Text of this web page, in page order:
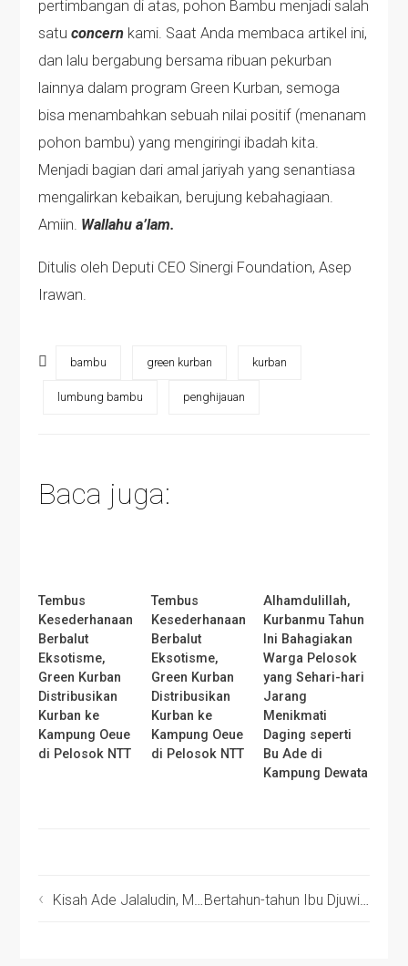
pertimbangan di atas, pohon Bambu menjadi salah
satuconcern kami. Saat Anda membaca artikel ini,
dan lalu bergabung bersama ribuan pekurban
lainnya dalam program Green Kurban, semoga
bisa menambahkan sebuah nilai positif (menanam
pohon bambu) yang mengiringi ibadah kita.
Menjadi bagian dari amal jariyah yang senantiasa
mengalirkan kebaikan, berujung kebahagiaan.
Amiin. Wallahu a’lam.
Ditulis oleh Deputi CEO Sinergi Foundation, Asep
Irawan.
bambu green kurban kurban
lumbung bambu penghijauan
Baca juga:
Tembus
Kesederhanaan
Berbalut
Eksotisme,
Green Kurban
Distribusikan
Kurban ke
Kampung Oeue
di Pelosok NTT
Tembus
Kesederhanaan
Berbalut
Eksotisme,
Green Kurban
Distribusikan
Kurban ke
Kampung Oeue
di Pelosok NTT
Alhamdulillah,
Kurbanmu Tahun
Ini Bahagiakan
Warga Pelosok
yang Sehari-hari
Jarang
Menikmati
Daging seperti
Bu Ade di
Kampung Dewata
Kisah Ade Jalaludin, Mustahik dari Lumbung Desa Ciwangi